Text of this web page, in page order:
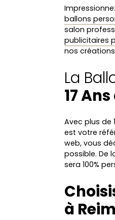
ballons
salon
publicitaires
nos
La
17
Avec plus de
est votre
web, vous
possible. De
sera 100%
à